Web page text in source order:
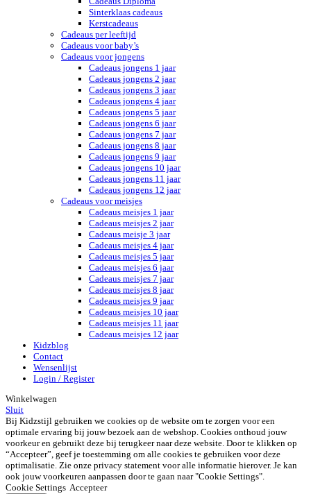
Sinterklaas cadeaus
Kerstcadeaus
Cadeaus per leeftijd
Cadeaus voor baby’s
Cadeaus voor jongens
Cadeaus jongens 1 jaar
Cadeaus jongens 2 jaar
Cadeaus jongens 3 jaar
Cadeaus jongens 4 jaar
Cadeaus jongens 5 jaar
Cadeaus jongens 6 jaar
Cadeaus jongens 7 jaar
Cadeaus jongens 8 jaar
Cadeaus jongens 9 jaar
Cadeaus jongens 10 jaar
Cadeaus jongens 11 jaar
Cadeaus jongens 12 jaar
Cadeaus voor meisjes
Cadeaus meisjes 1 jaar
Cadeaus meisjes 2 jaar
Cadeaus meisje 3 jaar
Cadeaus meisjes 4 jaar
Cadeaus meisjes 5 jaar
Cadeaus meisjes 6 jaar
Cadeaus meisjes 7 jaar
Cadeaus meisjes 8 jaar
Cadeaus meisjes 9 jaar
Cadeaus meisjes 10 jaar
Cadeaus meisjes 11 jaar
Cadeaus meisjes 12 jaar
Kidzblog
Contact
Wensenlijst
Login / Register
Winkelwagen
Sluit
Bij Kidzstijl gebruiken we cookies op de website om te zorgen voor een
optimale ervaring bij jouw bezoek aan de webshop. Cookies onthoud jouw
voorkeur en gebruikt deze bij terugkeer naar deze website. Door te klikken op
“Accepteer”, geef je toestemming om alle cookies te gebruiken voor deze
optimalisatie. Zie onze privacy statement voor alle informatie hierover. Je kan
ook jouw voorkeuren aanpassen door te gaan naar "Cookie Settings".
Cookie Settings Accepteer